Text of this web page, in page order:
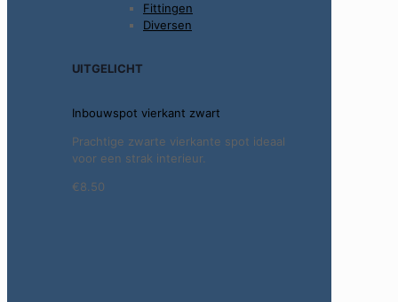
Fittingen
Diversen
UITGELICHT
Inbouwspot vierkant zwart
Prachtige zwarte vierkante spot ideaal
voor een strak interieur.
€8.50